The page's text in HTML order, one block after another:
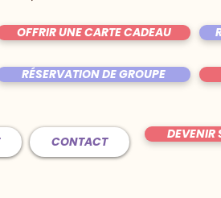
OFFRIR UNE CARTE CADEAU
RÉSERVATION DE GROUPE
CONTACT DEVENIR